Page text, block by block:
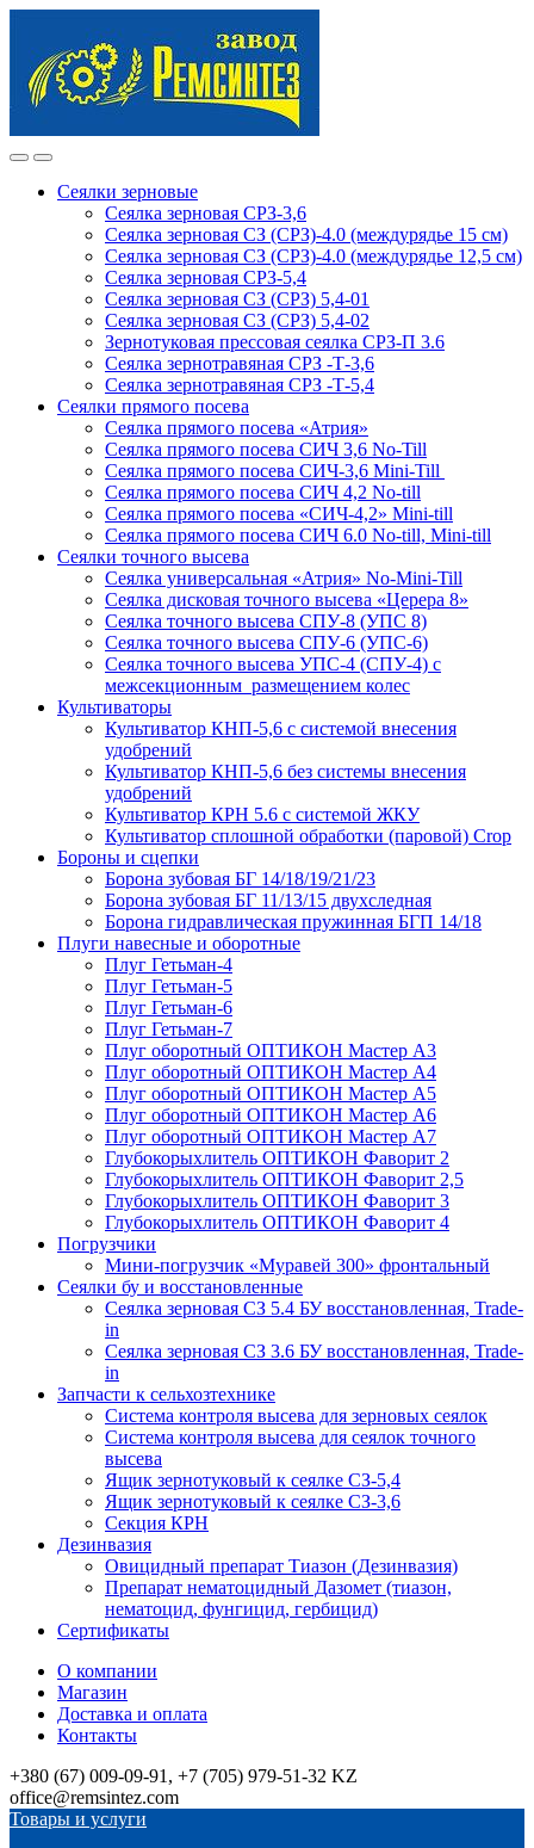
navigation
content
Сеялки зерновые
Сеялка зерновая СРЗ-3,6
Сеялка зерновая СЗ (СРЗ)-4.0 (междурядье 15 см)
Сеялка зерновая СЗ (СРЗ)-4.0 (междурядье 12,5 см)
Сеялка зерновая СРЗ-5,4
Сеялка зерновая СЗ (СРЗ) 5,4-01
Сеялка зерновая СЗ (СРЗ) 5,4-02
Зернотуковая прессовая сеялка СРЗ-П 3.6
Сеялка зернотравяная СРЗ -Т-3,6
Сеялка зернотравяная СРЗ -Т-5,4
Сеялки прямого посева
Сеялка прямого посева «Атрия»
Сеялка прямого посева СИЧ 3,6 No-Till
Сеялка прямого посева СИЧ-3,6 Mini-Till
Сеялка прямого посева СИЧ 4,2 No-till
Сеялка прямого посева «СИЧ-4,2» Mini-till
Сеялка прямого посева СИЧ 6.0 No-till, Mini-till
Сеялки точного высева
Сеялка универсальная «Атрия» No-Mini-Till
Сеялка дисковая точного высева «Церера 8»
Сеялка точного высева СПУ-8 (УПС 8)
Сеялка точного высева СПУ-6 (УПС-6)
Сеялка точного высева УПС-4 (СПУ-4) с
межсекционным размещением колес
Культиваторы
Культиватор КНП-5,6 с системой внесения
удобрений
Культиватор КНП-5,6 без системы внесения
удобрений
Культиватор КРН 5.6 с системой ЖКУ
Культиватор сплошной обработки (паровой) Crop
Бороны и сцепки
Борона зубовая БГ 14/18/19/21/23
Борона зубовая БГ 11/13/15 двухследная
Борона гидравлическая пружинная БГП 14/18
Плуги навесные и оборотные
Плуг Гетьман-4
Плуг Гетьман-5
Плуг Гетьман-6
Плуг Гетьман-7
Плуг оборотный ОПТИКОН Мастер А3
Плуг оборотный ОПТИКОН Мастер А4
Плуг оборотный ОПТИКОН Мастер А5
Плуг оборотный ОПТИКОН Мастер А6
Плуг оборотный ОПТИКОН Мастер А7
Глубокорыхлитель ОПТИКОН Фаворит 2
Глубокорыхлитель ОПТИКОН Фаворит 2,5
Глубокорыхлитель ОПТИКОН Фаворит 3
Глубокорыхлитель ОПТИКОН Фаворит 4
Погрузчики
Мини-погрузчик «Муравей 300» фронтальный
Сеялки бу и восстановленные
Сеялка зерновая СЗ 5.4 БУ восстановленная, Trade-
in
Сеялка зерновая СЗ 3.6 БУ восстановленная, Trade-
in
Запчасти к сельхозтехнике
Система контроля высева для зерновых сеялок
Система контроля высева для сеялок точного
высева
Ящик зернотуковый к сеялке СЗ-5,4
Ящик зернотуковый к сеялке СЗ-3,6
Секция КРН
Дезинвазия
Овицидный препарат Тиазон (Дезинвазия)
Препарат нематоцидный Дазомет (тиазон,
нематоцид, фунгицид, гербицид)
Сертификаты
О компании
Магазин
Доставка и оплата
Контакты
+380 (67) 009-09-91, +7 (705) 979-51-32 KZ
office@remsintez.com
Товары и услуги